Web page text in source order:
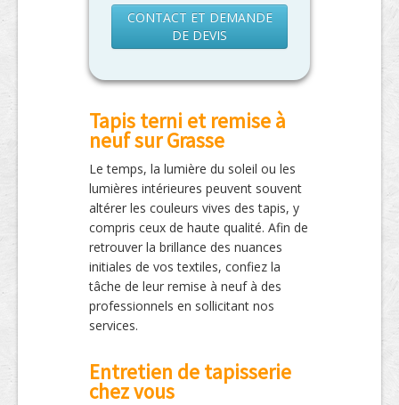
CONTACT ET DEMANDE
DE DEVIS
Tapis terni et remise à
neuf sur Grasse
Le temps, la lumière du soleil ou les
lumières intérieures peuvent souvent
altérer les couleurs vives des tapis, y
compris ceux de haute qualité. Afin de
retrouver la brillance des nuances
initiales de vos textiles, confiez la
tâche de leur remise à neuf à des
professionnels en sollicitant nos
services.
Entretien de tapisserie
chez vous